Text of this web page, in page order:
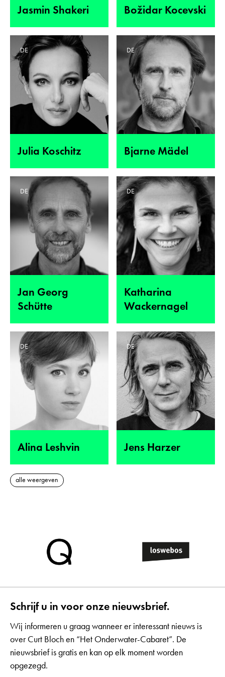
Jasmin Shakeri Božidar Kocevski
Julia Koschitz
DE
Bjarne Mädel
DE
Jan Georg
Schütte
DE
Katharina
Wackernagel
DE
Alina Leshvin
DE
Jens Harzer
DE
alle weergeven
Schrijf u in voor onze nieuwsbrief.
Wij informeren u graag wanneer er interessant nieuws is
over Curt Bloch en “Het Onderwater-Cabaret”. De
nieuwsbrief is gratis en kan op elk moment worden
opgezegd.